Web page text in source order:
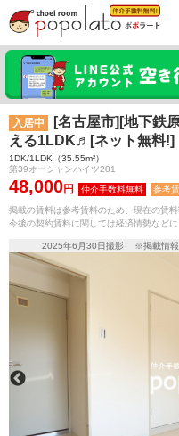
入居中
[名古屋市][地下鉄
える1LDK♬[ネット無料!]
1DK/1LDK（35.55m²）
第39オーシャンハイツ201
48,000円 参考
掲載の賃料は参考賃料のため、現在の賃
今後の契約賃料に関しては経済情勢など
2025年6月30日撮影 ※掲載情報